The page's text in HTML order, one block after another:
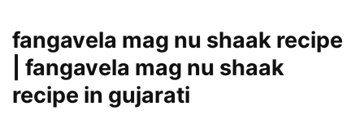
fangavela mag nu shaak recipe
| fangavela mag nu shaak
recipe in gujarati